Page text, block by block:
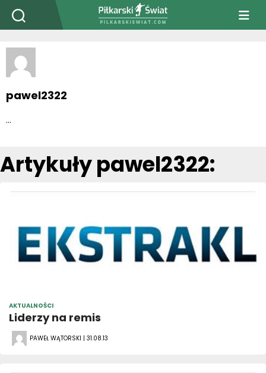
PiłkarskiSwiat.com
pawel2322
...
Artykuły pawel2322:
AKTUALNOŚCI
Liderzy na remis
PAWEŁ WĄTORSKI | 31.08.13